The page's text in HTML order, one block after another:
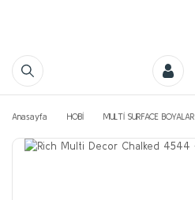
Anasayfa HOBİ MULTİ SURFACE BOYALAR